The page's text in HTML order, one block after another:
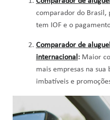
comparador do Brasil,
tem IOF e o
Comparador de
internacional : Maior
mais empresas na sua
imbatíveis e